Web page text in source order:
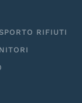
RIFIUTI